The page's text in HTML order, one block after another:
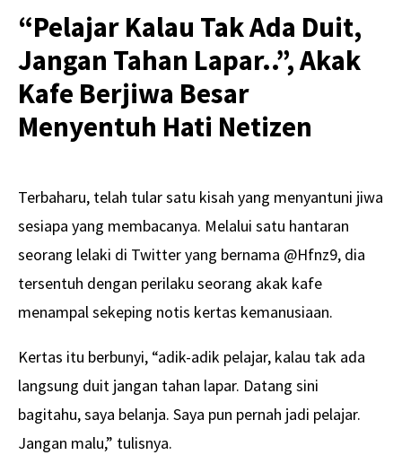
“Pelajar Kalau Tak Ada Duit,
Jangan Tahan Lapar..”, Akak
Kafe Berjiwa Besar
Menyentuh Hati Netizen
Terbaharu, telah tular satu kisah yang menyantuni jiwa
sesiapa yang membacanya. Melalui satu hantaran
seorang lelaki di Twitter yang bernama @Hfnz9, dia
tersentuh dengan perilaku seorang akak kafe
menampal sekeping notis kertas kemanusiaan.
Kertas itu berbunyi, “adik-adik pelajar, kalau tak ada
langsung duit jangan tahan lapar. Datang sini
bagitahu, saya belanja. Saya pun pernah jadi pelajar.
Jangan malu,” tulisnya.